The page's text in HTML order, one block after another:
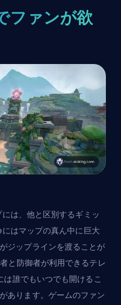
ファンが欲
は、他と区別するギミッ
はマップの真ん中に巨大
ジップラインを渡ることが
と防御者が利用できるテレ
誰でもいつでも開けるこ
あります。ゲームのファン